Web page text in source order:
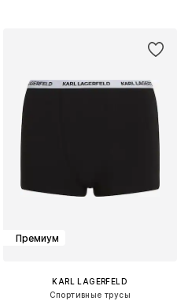
Премиум
KARL LAGERFELD
Спортивные трусы